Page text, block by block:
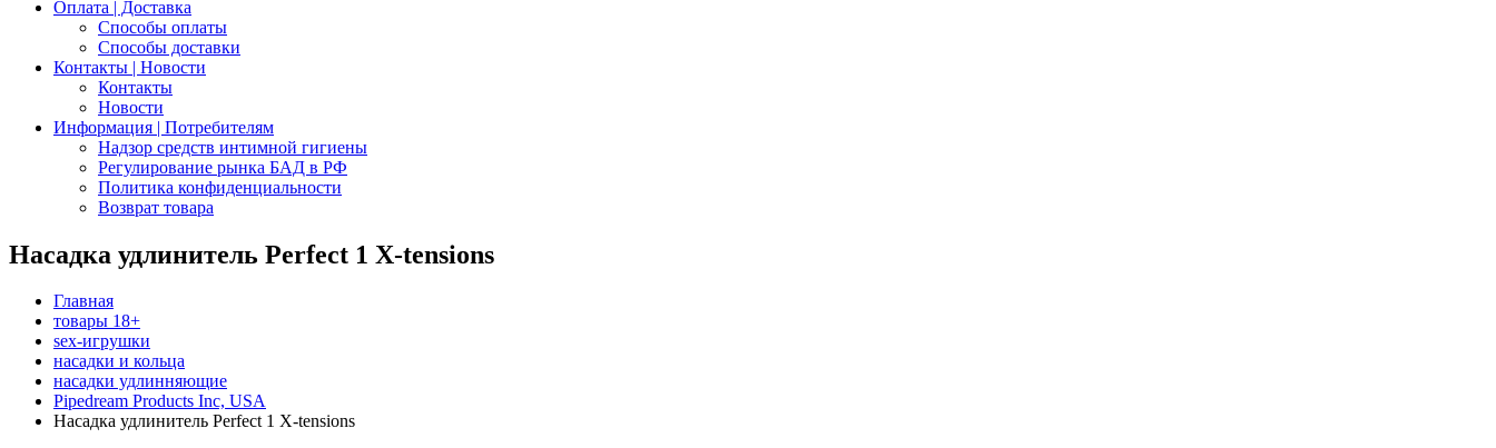
Оплата | Доставка
Способы оплаты
Способы доставки
Контакты | Новости
Контакты
Новости
Информация | Потребителям
Надзор средств интимной гигиены
Регулирование рынка БАД в РФ
Политика конфиденциальности
Возврат товара
Насадка удлинитель Perfect 1 X-tensions
Главная
товары 18+
sex-игрушки
насадки и кольца
насадки удлинняющие
Pipedream Products Inc, USA
Насадка удлинитель Perfect 1 X-tensions